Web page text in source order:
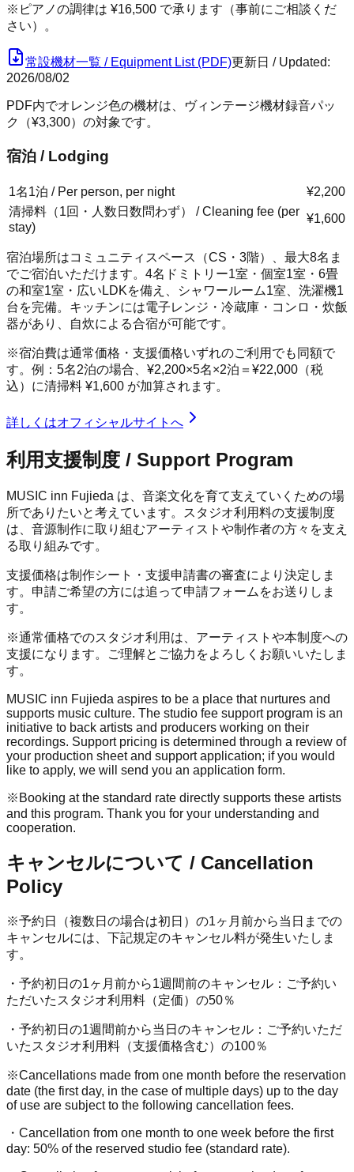
※ピアノの調律は ¥16,500 で承ります（事前にご相談くだ
さい）。
常設機材一覧 / Equipment List (PDF)更新日 / Updated:
2026/08/02
PDF内でオレンジ色の機材は、ヴィンテージ機材録音パッ
ク（¥3,300）の対象です。
宿泊 / Lodging
1名1泊 / Per person, per night
¥2,200
清掃料（1回・人数日数問わず） / Cleaning fee (per
stay)
¥1,600
宿泊場所はコミュニティスペース（CS・3階）、最大8名ま
でご宿泊いただけます。4名ドミトリー1室・個室1室・6畳
の和室1室・広いLDKを備え、シャワールーム1室、洗濯機1
台を完備。キッチンには電子レンジ・冷蔵庫・コンロ・炊飯
器があり、自炊による合宿が可能です。
※宿泊費は通常価格・支援価格いずれのご利用でも同額で
す。例：5名2泊の場合、 ¥2,200×5名×2泊＝ ¥22,000 （税
込）に清掃料 ¥1,600 が加算されます。
詳しくはオフィシャルサイトへ
利用支援制度 / Support Program
MUSIC inn Fujieda は、音楽文化を育て支えていくための場
所でありたいと考えています。スタジオ利用料の支援制度
は、音源制作に取り組むアーティストや制作者の方々を支え
る取り組みです。
支援価格は制作シート・支援申請書の審査により決定しま
す。申請ご希望の方には追って申請フォームをお送りしま
す。
※通常価格でのスタジオ利用は、アーティストや本制度への
支援になります。ご理解とご協力をよろしくお願いいたしま
す。
MUSIC inn Fujieda aspires to be a place that nurtures and
supports music culture. The studio fee support program is an
initiative to back artists and producers working on their
recordings. Support pricing is determined through a review of
your production sheet and support application; if you would
like to apply, we will send you an application form.
※Booking at the standard rate directly supports these artists
and this program. Thank you for your understanding and
cooperation.
キャンセルについて / Cancellation
Policy
※予約日（複数日の場合は初日）の1ヶ月前から当日までの
キャンセルには、下記規定のキャンセル料が発生いたしま
す。
・予約初日の1ヶ月前から1週間前のキャンセル：ご予約い
ただいたスタジオ利用料（定価）の50％
・予約初日の1週間前から当日のキャンセル：ご予約いただ
いたスタジオ利用料（支援価格含む）の100％
※Cancellations made from one month before the reservation
date (the first day, in the case of multiple days) up to the day
of use are subject to the following cancellation fees.
・Cancellation from one month to one week before the first
day: 50% of the reserved studio fee (standard rate).